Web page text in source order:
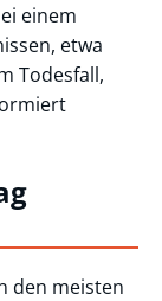
einem
etwa
Todesfall,
den meisten